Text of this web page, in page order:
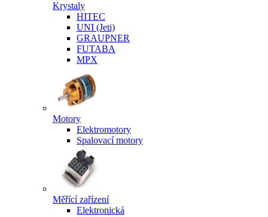
Krystaly
HITEC
UNI (Jeti)
GRAUPNER
FUTABA
MPX
Motory
Elektromotory
Spalovací motory
Měřící zařízení
Elektronická